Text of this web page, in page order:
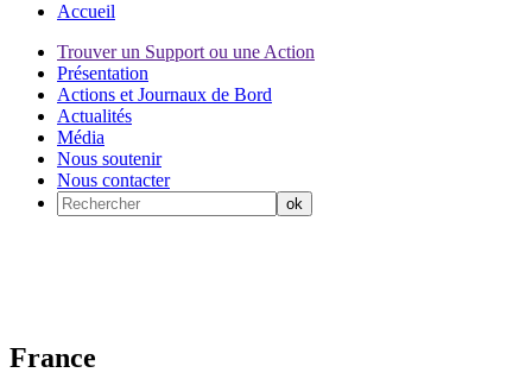
Accueil
Trouver un Support ou une Action
Présentation
Actions et Journaux de Bord
Actualités
Média
Nous soutenir
Nous contacter
France